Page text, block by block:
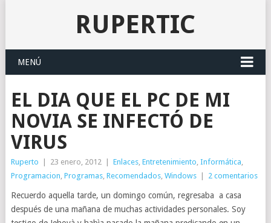
RUPERTIC
MENÚ
EL DIA QUE EL PC DE MI
NOVIA SE INFECTÓ DE
VIRUS
Ruperto 23 enero, 2012 Enlaces, Entretenimiento, Informática,
Programacion, Programas, Recomendados, Windows 2 comentarios
Recuerdo aquella tarde, un domingo común, regresaba a casa
después de una mañana de muchas actividades personales. Soy